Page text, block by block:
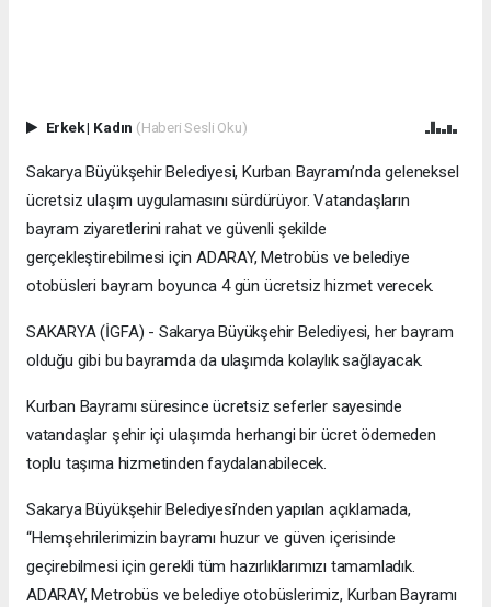
Erkek| Kadın (Haberi Sesli Oku)
Sakarya Büyükşehir Belediyesi, Kurban Bayramı’nda geleneksel
ücretsiz ulaşım uygulamasını sürdürüyor. Vatandaşların
bayram ziyaretlerini rahat ve güvenli şekilde
gerçekleştirebilmesi için ADARAY, Metrobüs ve belediye
otobüsleri bayram boyunca 4 gün ücretsiz hizmet verecek.
SAKARYA (İGFA) - Sakarya Büyükşehir Belediyesi, her bayram
olduğu gibi bu bayramda da ulaşımda kolaylık sağlayacak.
Kurban Bayramı süresince ücretsiz seferler sayesinde
vatandaşlar şehir içi ulaşımda herhangi bir ücret ödemeden
toplu taşıma hizmetinden faydalanabilecek.
Sakarya Büyükşehir Belediyesi’nden yapılan açıklamada,
“Hemşehrilerimizin bayramı huzur ve güven içerisinde
geçirebilmesi için gerekli tüm hazırlıklarımızı tamamladık.
ADARAY, Metrobüs ve belediye otobüslerimiz, Kurban Bayramı